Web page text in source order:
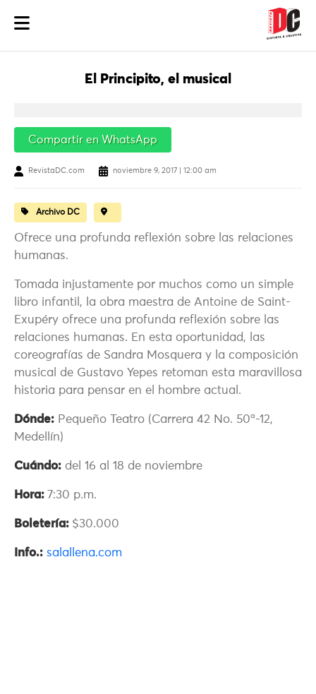
El Principito, el musical
Compartir en WhatsApp
RevistaDC.com noviembre 9, 2017 | 12:00 am
Archivo DC
Ofrece una profunda reflexión sobre las relaciones
humanas.
Tomada injustamente por muchos como un simple
libro infantil, la obra maestra de Antoine de Saint-
Exupéry ofrece una profunda reflexión sobre las
relaciones humanas. En esta oportunidad, las
coreografías de Sandra Mosquera y la composición
musical de Gustavo Yepes retoman esta maravillosa
historia para pensar en el hombre actual.
Dónde: Pequeño Teatro (Carrera 42 No. 50ª-12,
Medellín)
Cuándo: del 16 al 18 de noviembre
Hora: 7:30 p.m.
Boletería: $30.000
Info.: salallena.com